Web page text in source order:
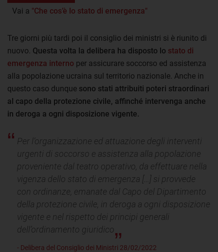
Vai a "Che cos’è lo stato di emergenza"
Tre giorni più tardi poi il consiglio dei ministri si è riunito di
nuovo. Questa volta la delibera ha disposto lo stato di
emergenza interno per assicurare soccorso ed assistenza
alla popolazione ucraina sul territorio nazionale. Anche in
questo caso dunque sono stati attribuiti poteri straordinari
al capo della protezione civile, affinché intervenga anche
in deroga a ogni disposizione vigente.
Per l’organizzazione ed attuazione degli interventi
urgenti di soccorso e assistenza alla popolazione
proveniente dal teatro operativo, da effettuare nella
vigenza dello stato di emergenza […] si provvede
con ordinanze, emanate dal Capo del Dipartimento
della protezione civile, in deroga a ogni disposizione
vigente e nel rispetto dei principi generali
dell’ordinamento giuridico
- Delibera del Consiglio dei Ministri 28/02/2022